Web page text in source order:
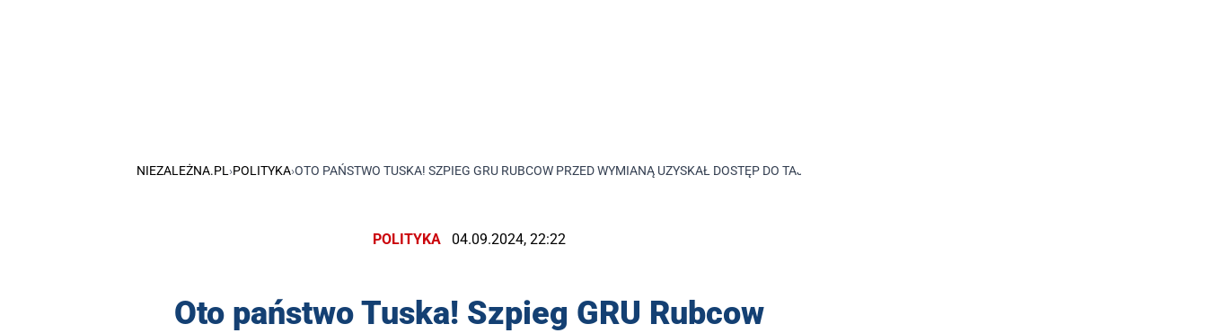
NIEZALEŻNA.PL ›POLITYKA›OTO PAŃSTWO TUSKA! SZPIEG GRU RUBCOW PRZED WYMIANĄ UZYSKAŁ DOSTĘP DO TAJNYCH MATERIAŁÓW ŚLEDZTWA
POLITYKA 04.09.2024, 22:22
Oto państwo Tuska! Szpieg GRU Rubcow